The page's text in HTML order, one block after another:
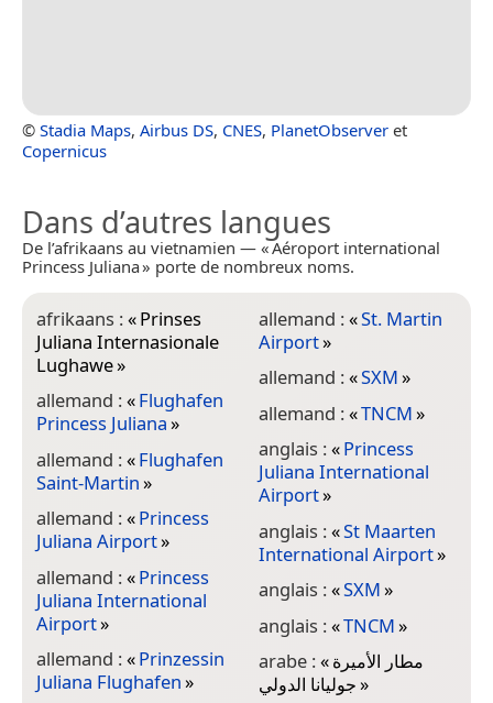
© Stadia Maps, Airbus DS, CNES, PlanetObserver et
Copernicus
Dans d’autres langues
De l’afrikaans au vietnamien — « Aéroport international
Princess Juliana » porte de nombreux noms.
afrikaans :«Prinses
Juliana Internasionale
Lughawe»
allemand :«Flughafen
Princess Juliana»
allemand :«Flughafen
Saint-Martin»
allemand :«Princess
Juliana Airport»
allemand :«Princess
Juliana International
Airport»
allemand :«Prinzessin
Juliana Flughafen»
allemand :«St. Martin
Airport»
allemand :«SXM»
allemand :«TNCM»
anglais :«Princess
Juliana International
Airport»
anglais :«St Maarten
International Airport»
anglais :«SXM»
anglais :«TNCM»
arabe :«مطار الأميرة
جوليانا الدولي»